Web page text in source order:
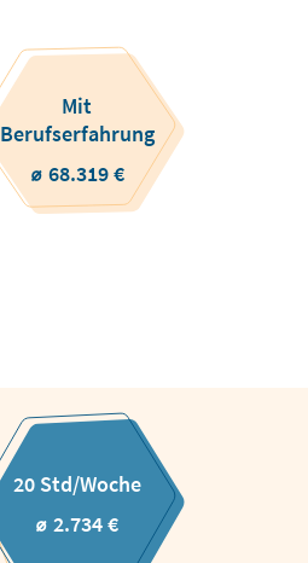
Mit
Berufserfahrung
⌀ 68.319 €
20 Std/Woche
⌀ 2.734 €